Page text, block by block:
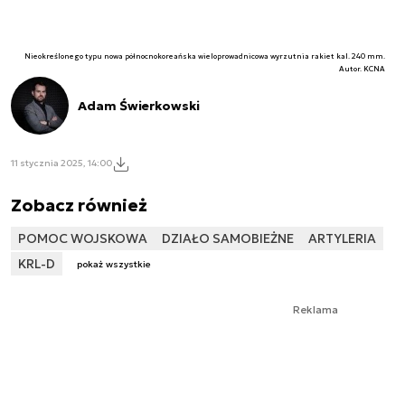
Nieokreślonego typu nowa północnokoreańska wieloprowadnicowa wyrzutnia rakiet kal. 240 mm.
Autor. KCNA
Adam Świerkowski
11 stycznia 2025, 14:00
Zobacz również
POMOC WOJSKOWA DZIAŁO SAMOBIEŻNE
ARTYLERIA
KRL-D
pokaż wszystkie
Reklama